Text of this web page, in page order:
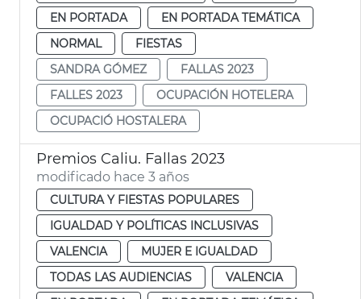
EN PORTADA
EN PORTADA TEMÁTICA
NORMAL
FIESTAS
SANDRA GÓMEZ
FALLAS 2023
FALLES 2023
OCUPACIÓN HOTELERA
OCUPACIÓ HOSTALERA
Premios Caliu. Fallas 2023
modificado hace 3 años
CULTURA Y FIESTAS POPULARES
IGUALDAD Y POLÍTICAS INCLUSIVAS
VALENCIA
MUJER E IGUALDAD
TODAS LAS AUDIENCIAS
VALENCIA